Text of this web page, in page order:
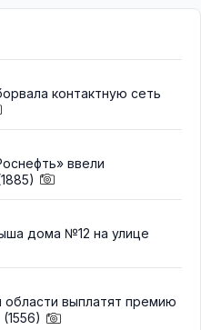
контактную сеть
ввели
дома №12 на улице
выплатят премию
(1556)